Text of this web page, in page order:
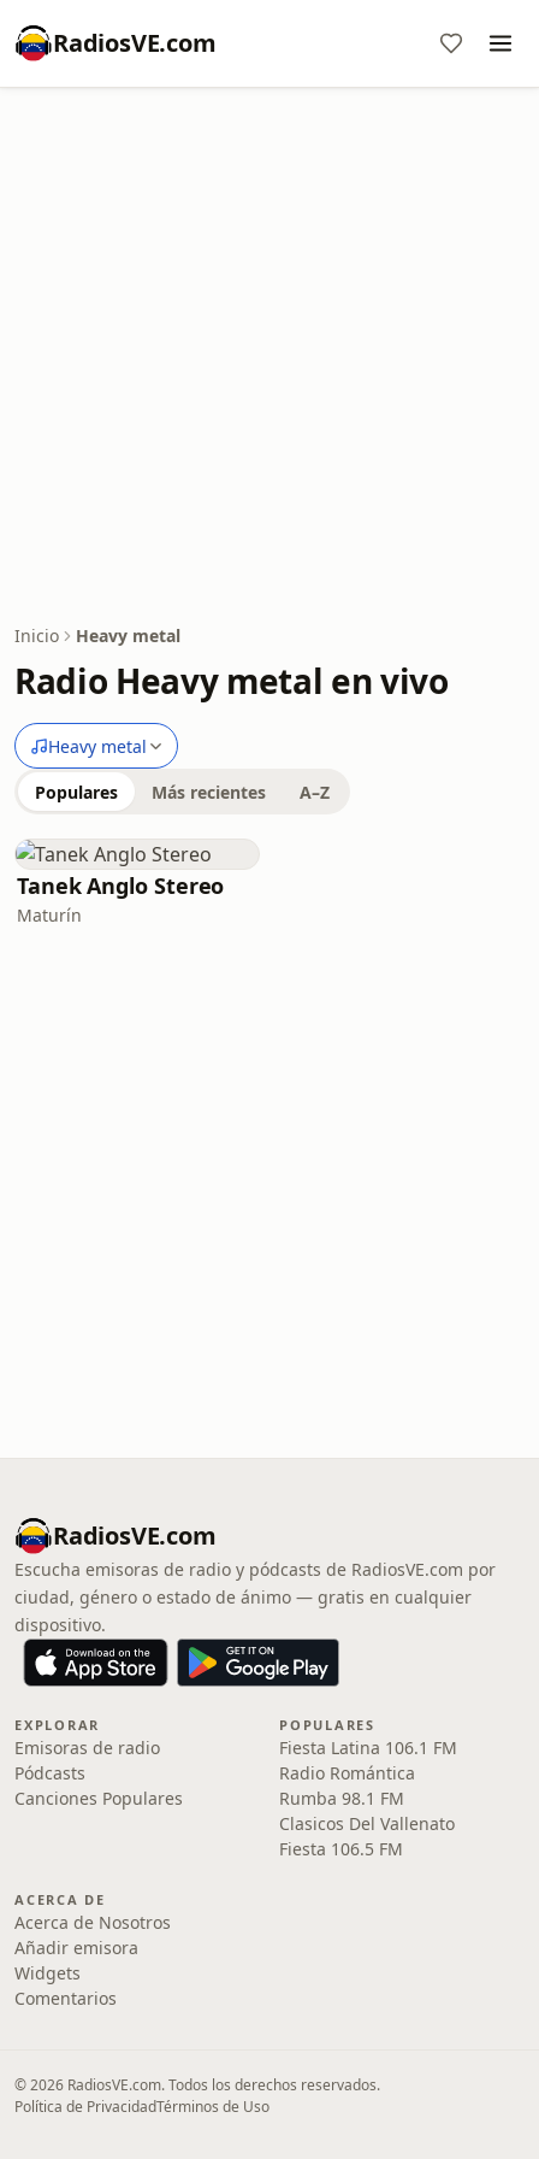
RadiosVE.com
Inicio Heavy metal
Radio Heavy metal en vivo
Heavy metal
Populares Más recientes A–Z
Tanek Anglo Stereo
Maturín
RadiosVE.com
Escucha emisoras de radio y pódcasts de RadiosVE.com por
ciudad, género o estado de ánimo — gratis en cualquier
dispositivo.
EXPLORAR
Emisoras de radio
Pódcasts
Canciones Populares
POPULARES
Fiesta Latina 106.1 FM
Radio Romántica
Rumba 98.1 FM
Clasicos Del Vallenato
Fiesta 106.5 FM
ACERCA DE
Acerca de Nosotros
Añadir emisora
Widgets
Comentarios
© 2026 RadiosVE.com. Todos los derechos reservados.
Política de PrivacidadTérminos de Uso